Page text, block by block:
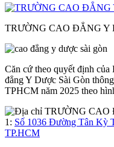
TRƯỜNG CAO ĐẲNG Y
Căn cứ theo quyết định
đẳng Y Dược Sài Gòn
TPHCM năm 2025 theo
1: Số 1036 Đường Tân Kỳ
TP.HCM